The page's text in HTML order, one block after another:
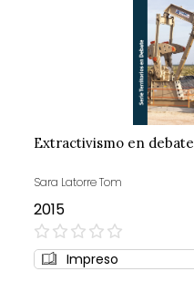
Extractivismo en debate
Sara Latorre Tom
2015
0%
Impreso